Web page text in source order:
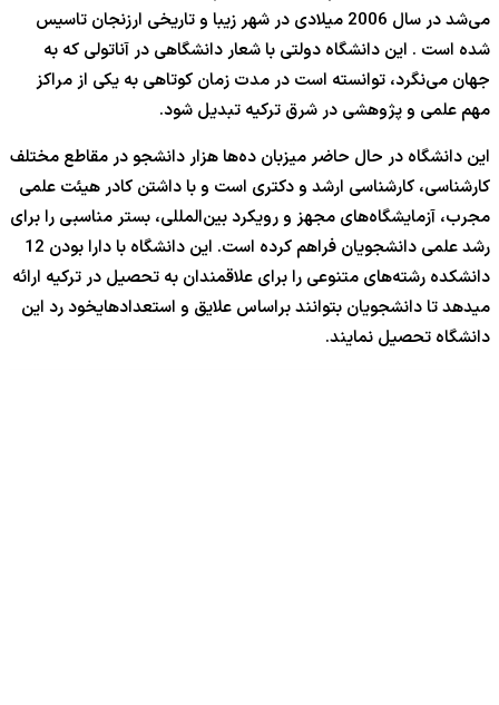
می‌شد در سال 2006 میلادی در شهر زیبا و تاریخی ارزنجان تاسیس
شده است . این دانشگاه دولتی با شعار دانشگاهی در آناتولی که به
جهان می‌نگرد، توانسته است در مدت زمان کوتاهی به یکی از مراکز
مهم علمی و پژوهشی در شرق ترکیه تبدیل شود.
این دانشگاه در حال حاضر میزبان ده‌ها هزار دانشجو در مقاطع مختلف
کارشناسی، کارشناسی ارشد و دکتری است و با داشتن کادر هیئت علمی
مجرب، آزمایشگاه‌های مجهز و رویکرد بین‌المللی، بستر مناسبی را برای
رشد علمی دانشجویان فراهم کرده است. این دانشگاه با دارا بودن 12
دانشکده رشته‌های متنوعی را برای علاقمندان به تحصیل در ترکیه ارائه
میدهد تا دانشجویان بتوانند براساس علایق و استعدادهایخود رد این
دانشگاه تحصیل نمایند.